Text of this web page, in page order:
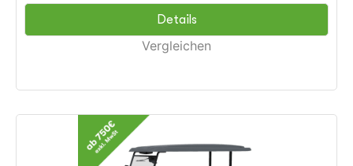
Details
Vergleichen